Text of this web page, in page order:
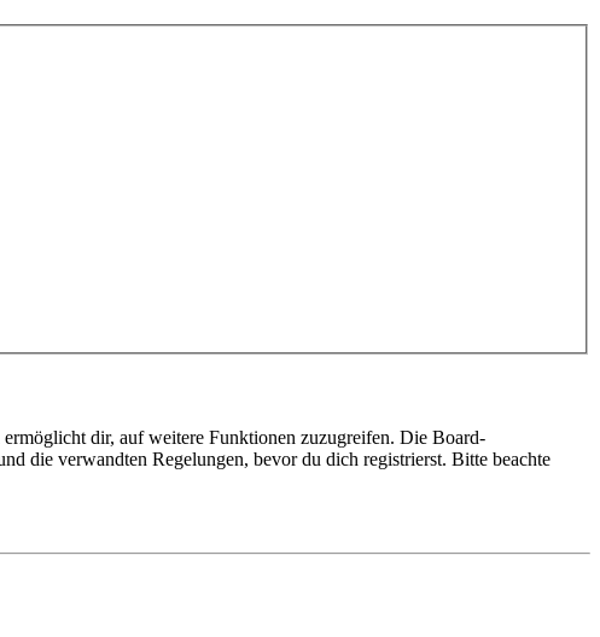
dir, auf weitere Funktionen zuzugreifen. Die Board-
die verwandten Regelungen, bevor du dich registrierst. Bitte beachte